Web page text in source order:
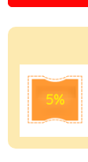
5%